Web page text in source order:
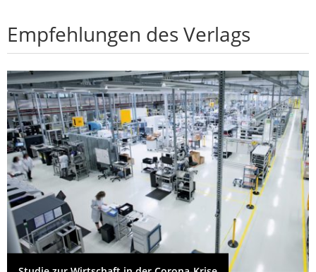
Empfehlungen des Verlags